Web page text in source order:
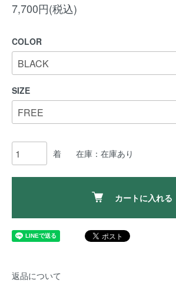
7,700円(税込)
COLOR
SIZE
着 在庫：在庫あり
カートに入れる
返品について